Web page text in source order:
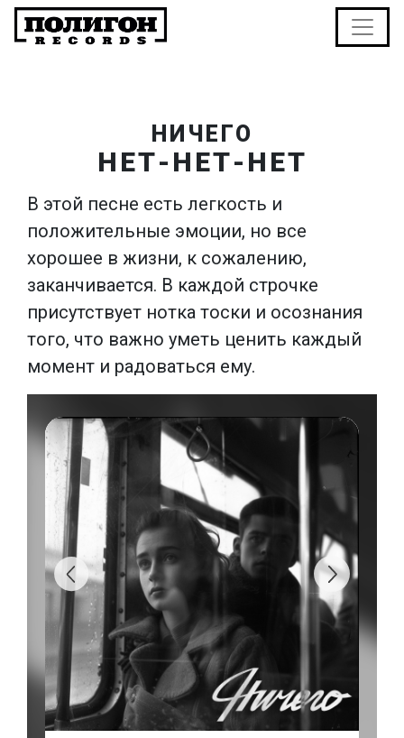
НИЧЕГО
НЕТ-НЕТ-НЕТ
В этой песне есть легкость и
положительные эмоции, но все
хорошее в жизни, к сожалению,
заканчивается. В каждой строчке
присутствует нотка тоски и осознания
того, что важно уметь ценить каждый
момент и радоваться ему.